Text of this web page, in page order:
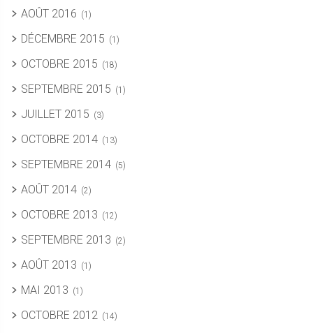
AOÛT 2016 (1)
DÉCEMBRE 2015 (1)
OCTOBRE 2015 (18)
SEPTEMBRE 2015 (1)
JUILLET 2015 (3)
OCTOBRE 2014 (13)
SEPTEMBRE 2014 (5)
AOÛT 2014 (2)
OCTOBRE 2013 (12)
SEPTEMBRE 2013 (2)
AOÛT 2013 (1)
MAI 2013 (1)
OCTOBRE 2012 (14)